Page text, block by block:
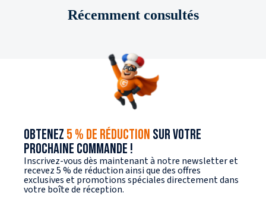
Récemment consultés
OBTENEZ 5 % DE RÉDUCTION SUR VOTRE
PROCHAINE COMMANDE !
Inscrivez-vous dès maintenant à notre newsletter et
recevez 5 % de réduction ainsi que des offres
exclusives et promotions spéciales directement dans
votre boîte de réception.